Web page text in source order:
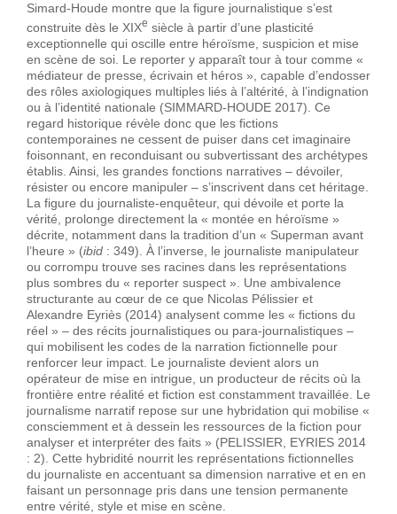
Simard-Houde montre que la figure journalistique s’est
construite dès le XIXe siècle à partir d’une plasticité
exceptionnelle qui oscille entre héroïsme, suspicion et mise
en scène de soi. Le reporter y apparaît tour à tour comme «
médiateur de presse, écrivain et héros », capable d’endosser
des rôles axiologiques multiples liés à l’altérité, à l’indignation
ou à l’identité nationale (SIMMARD-HOUDE 2017). Ce
regard historique révèle donc que les fictions
contemporaines ne cessent de puiser dans cet imaginaire
foisonnant, en reconduisant ou subvertissant des archétypes
établis. Ainsi, les grandes fonctions narratives – dévoiler,
résister ou encore manipuler – s’inscrivent dans cet héritage.
La figure du journaliste-enquêteur, qui dévoile et porte la
vérité, prolonge directement la « montée en héroïsme »
décrite, notamment dans la tradition d’un « Superman avant
l’heure » (ibid : 349). À l’inverse, le journaliste manipulateur
ou corrompu trouve ses racines dans les représentations
plus sombres du « reporter suspect ». Une ambivalence
structurante au cœur de ce que Nicolas Pélissier et
Alexandre Eyriès (2014) analysent comme les « fictions du
réel » – des récits journalistiques ou para-journalistiques –
qui mobilisent les codes de la narration fictionnelle pour
renforcer leur impact. Le journaliste devient alors un
opérateur de mise en intrigue, un producteur de récits où la
frontière entre réalité et fiction est constamment travaillée. Le
journalisme narratif repose sur une hybridation qui mobilise «
consciemment et à dessein les ressources de la fiction pour
analyser et interpréter des faits » (PELISSIER, EYRIES 2014
: 2). Cette hybridité nourrit les représentations fictionnelles
du journaliste en accentuant sa dimension narrative et en en
faisant un personnage pris dans une tension permanente
entre vérité, style et mise en scène.